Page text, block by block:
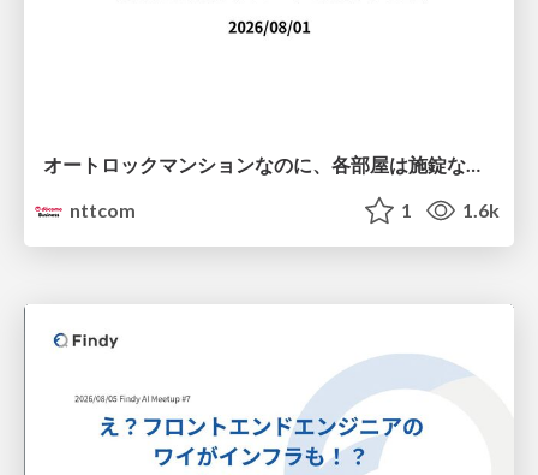
nttcom
1 1.6k